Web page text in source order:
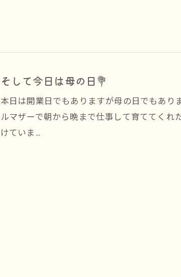
そして今日は母の日💐
本日は開業日でもありますが母の日でもあ
ルマザーで朝から晩まで仕事して育ててく
けていま…